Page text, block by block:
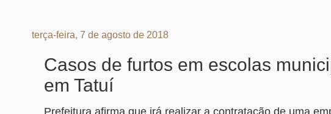
terça-feira, 7 de agosto de 2018
Casos de furtos em escolas
em Tatuí
Prefeitura afirma que irá realizar a contratação de uma